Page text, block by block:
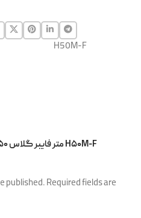
H50M-F
published.Required fields are